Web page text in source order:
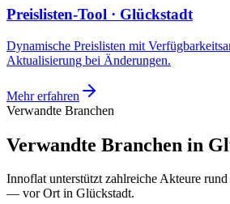
Preislisten-Tool · Glückstadt
Dynamische Preislisten mit
Aktualisierung bei Änderungen.
Mehr erfahren
Verwandte Branchen
Verwandte Branchen in
Innoflat unterstützt zahlreiche Akteure
— vor Ort in Glückstadt.